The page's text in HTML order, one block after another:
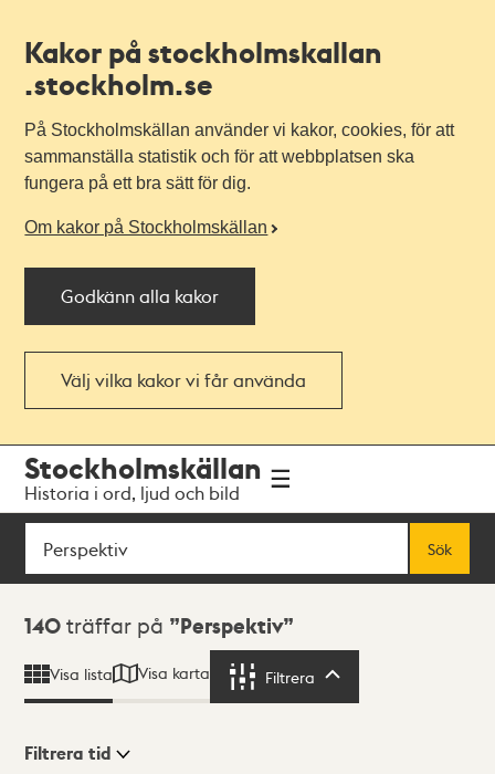
Kakor på stockholmskallan
.stockholm.se
På Stockholmskällan använder vi kakor, cookies, för att
sammanställa statistik och för att webbplatsen ska
fungera på ett bra sätt för dig.
Om kakor på Stockholmskällan
Godkänn alla kakor
Välj vilka kakor vi får använda
navigationen
huvudinnehållet
Stockholmskällan
Historia i ord, ljud och bild
Sök
Sök
Sökresultat
140 träffar på Perspektiv
Visa lista Visa karta Filtrera
Filtrera tid